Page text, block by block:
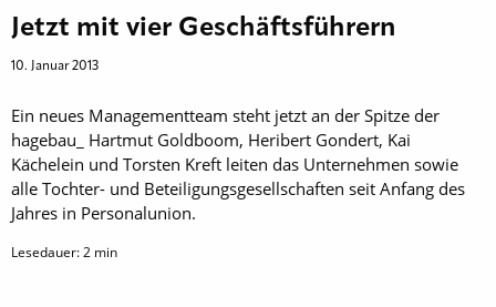
Jetzt mit vier Geschäftsführern
10. Januar 2013
Ein neues Managementteam steht jetzt an der Spitze der
hagebau_ Hartmut Goldboom, Heribert Gondert, Kai
Kächelein und Torsten Kreft leiten das Unternehmen sowie
alle Tochter- und Beteiligungsgesellschaften seit Anfang des
Jahres in Personalunion.
Lesedauer:2 min